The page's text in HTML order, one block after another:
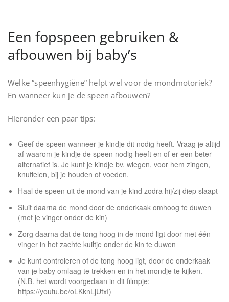
Een fopspeen gebruiken &
afbouwen bij baby’s
Welke “speenhygiëne” helpt wel voor de mondmotoriek?
En wanneer kun je de speen afbouwen?
Hieronder een paar tips:
Geef de speen wanneer je kindje dit nodig heeft. Vraag je altijd
af waarom je kindje de speen nodig heeft en of er een beter
alternatief is. Je kunt je kindje bv. wiegen, voor hem zingen,
knuffelen, bij je houden of voeden.
Haal de speen uit de mond van je kind zodra hij/zij diep slaapt
Sluit daarna de mond door de onderkaak omhoog te duwen
(met je vinger onder de kin)
Zorg daarna dat de tong hoog in de mond ligt door met één
vinger in het zachte kuiltje onder de kin te duwen
Je kunt controleren of de tong hoog ligt, door de onderkaak
van je baby omlaag te trekken en in het mondje te kijken.
(N.B. het wordt voorgedaan in dit filmpje:
https://youtu.be/oLKknLjUtxI)